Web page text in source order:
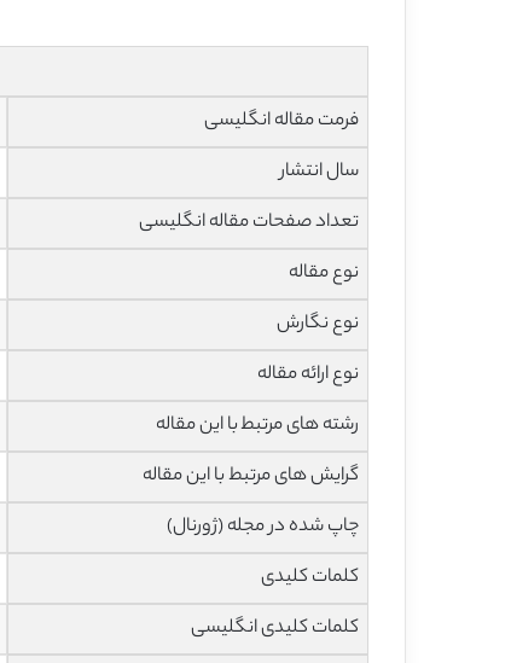
فرمت مقاله انگلیسی
سال انتشار
تعداد صفحات مقاله انگلیسی
نوع مقاله
نوع نگارش
نوع ارائه مقاله
رشته های مرتبط با این مقاله
گرایش های مرتبط با این مقاله
چاپ شده در مجله (ژورنال)
کلمات کلیدی
کلمات کلیدی انگلیسی